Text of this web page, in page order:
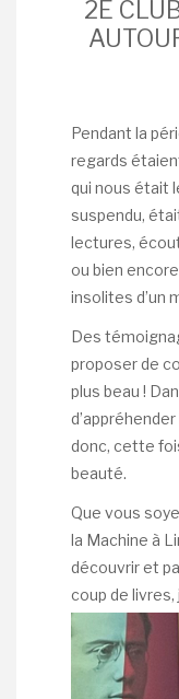
2È
Pendant la
regards
qui nous était
suspendu,
lectures,
ou bien
insolites d’un
Des
proposer de
plus beau !
donc, cette
beauté.
Que vous
la Machine à
découvrir et
coup de